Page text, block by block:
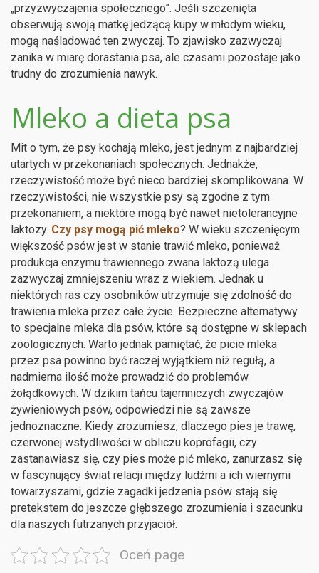
„przyzwyczajenia społecznego”. Jeśli szczenięta
obserwują swoją matkę jedzącą kupy w młodym wieku,
mogą naśladować ten zwyczaj. To zjawisko zazwyczaj
zanika w miarę dorastania psa, ale czasami pozostaje jako
trudny do zrozumienia nawyk.
Mleko a dieta psa
Mit o tym, że psy kochają mleko, jest jednym z najbardziej
utartych w przekonaniach społecznych. Jednakże,
rzeczywistość może być nieco bardziej skomplikowana. W
rzeczywistości, nie wszystkie psy są zgodne z tym
przekonaniem, a niektóre mogą być nawet nietolerancyjne
laktozy. Czy psy mogą pić mleko? W wieku szczenięcym
większość psów jest w stanie trawić mleko, ponieważ
produkcja enzymu trawiennego zwana laktozą ulega
zazwyczaj zmniejszeniu wraz z wiekiem. Jednak u
niektórych ras czy osobników utrzymuje się zdolność do
trawienia mleka przez całe życie. Bezpieczne alternatywy
to specjalne mleka dla psów, które są dostępne w sklepach
zoologicznych. Warto jednak pamiętać, że picie mleka
przez psa powinno być raczej wyjątkiem niż regułą, a
nadmierna ilość może prowadzić do problemów
żołądkowych. W dzikim tańcu tajemniczych zwyczajów
żywieniowych psów, odpowiedzi nie są zawsze
jednoznaczne. Kiedy zrozumiesz, dlaczego pies je trawę,
czerwonej wstydliwości w obliczu koprofagii, czy
zastanawiasz się, czy pies może pić mleko, zanurzasz się
w fascynujący świat relacji między ludźmi a ich wiernymi
towarzyszami, gdzie zagadki jedzenia psów stają się
pretekstem do jeszcze głębszego zrozumienia i szacunku
dla naszych futrzanych przyjaciół.
Oceń page